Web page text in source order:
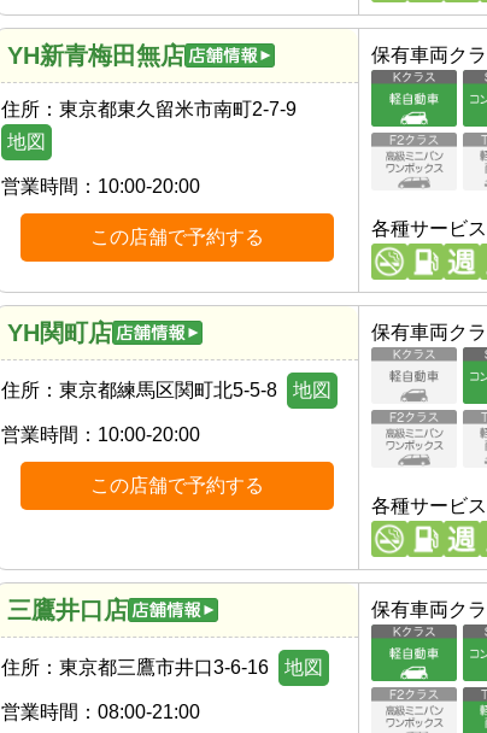
YH新青梅田無店
住所： 東京都東久留米市南町2-7-9
地図
営業時間： 10:00-20:00
この店舗で予約する
保有車両ク
各種サービス
YH関町店
住所： 東京都練馬区関町北5-5-8 地図
営業時間： 10:00-20:00
この店舗で予約する
保有車両ク
各種サービス
三鷹井口店
住所： 東京都三鷹市井口3-6-16 地図
営業時間： 08:00-21:00
保有車両ク